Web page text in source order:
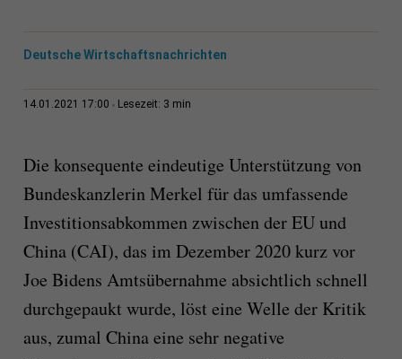
Deutsche Wirtschaftsnachrichten
14.01.2021 17:00 Lesezeit: 3 min
Die konsequente eindeutige Unterstützung von
Bundeskanzlerin Merkel für das umfassende
Investitionsabkommen zwischen der EU und
China (CAI), das im Dezember 2020 kurz vor
Joe Bidens Amtsübernahme absichtlich schnell
durchgepaukt wurde, löst eine Welle der Kritik
aus, zumal China eine sehr negative